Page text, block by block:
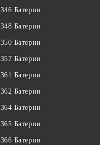
346 Батерии
348 Батерии
350 Батерии
357 Батерии
361 Батерии
362 Батерии
364 Батерии
365 Батерии
366 Батерии